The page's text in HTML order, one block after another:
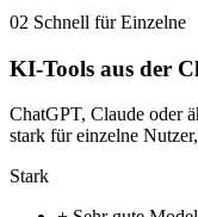
02 Schnell für Einzelne
KI-Tools aus der
ChatGPT, Claude oder
stark für einzelne
Stark